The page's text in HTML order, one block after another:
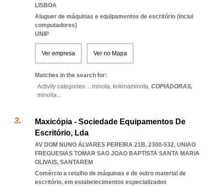
LISBOA
Aluguer de máquinas e equipamentos de escritório (inclui
computadores)
UNIP
Ver empresa Ver no Mapa
Matches in the search for:
Activity categories: ...minota, kokinaminota, COPIADORAS,
minolta...
Maxicópia - Sociedade Equipamentos De
Escritório, Lda
AV DOM NUNO ÁLVARES PEREIRA 21B, 2300-532, UNIAO
FREGUESIAS TOMAR SAO JOAO BAPTISTA SANTA MARIA
OLIVAIS, SANTAREM
Comércio a retalho de máquinas e de outro material de
escritório, em estabelecimentos especializados